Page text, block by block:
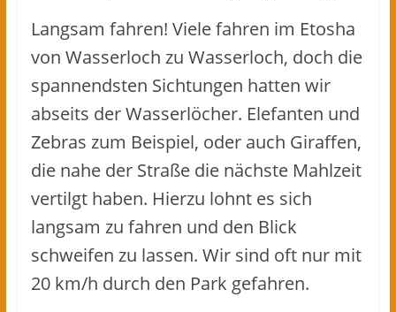
Langsam fahren! Viele fahren im Etosha
von Wasserloch zu Wasserloch, doch die
spannendsten Sichtungen hatten wir
abseits der Wasserlöcher. Elefanten und
Zebras zum Beispiel, oder auch Giraffen,
die nahe der Straße die nächste Mahlzeit
vertilgt haben. Hierzu lohnt es sich
langsam zu fahren und den Blick
schweifen zu lassen. Wir sind oft nur mit
20 km/h durch den Park gefahren.